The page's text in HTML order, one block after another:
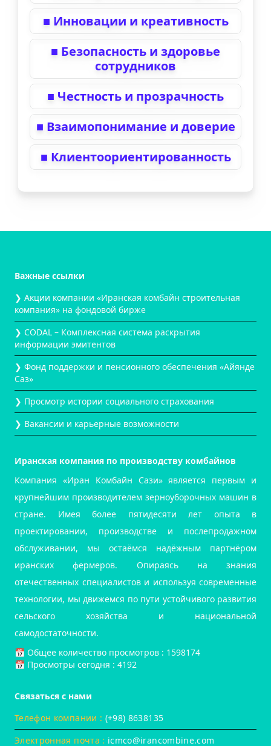
■ Инновации и креативность
■ Безопасность и здоровье
сотрудников
■ Честность и прозрачность
■ Взаимопонимание и доверие
■ Клиентоориентированность
Важные ссылки
❯ Акции компании «Иранская комбайн строительная
компания» на фондовой бирже
❯ CODAL – Комплексная система раскрытия
информации эмитентов
❯ Фонд поддержки и пенсионного обеспечения «Айянде
Саз»
❯ Просмотр истории социального страхования
❯ Вакансии и карьерные возможности
Иранская компания по производству комбайнов
Компания «Иран Комбайн Сази» является первым и
крупнейшим производителем зерноуборочных машин в
стране. Имея более пятидесяти лет опыта в
проектировании, производстве и послепродажном
обслуживании, мы остаёмся надёжным партнёром
иранских фермеров. Опираясь на знания
отечественных специалистов и используя современные
технологии, мы движемся по пути устойчивого развития
сельского хозяйства и национальной
самодостаточности.
📅️ Общее количество просмотров : 1598174
📅 Просмотры сегодня : 4192
Связаться с нами
Телефон компании : (+98) 8638135
Электронная почта : icmco@irancombine.com